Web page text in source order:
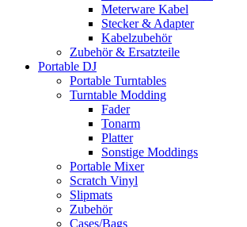
Meterware Kabel
Stecker & Adapter
Kabelzubehör
Zubehör & Ersatzteile
Portable DJ
Portable Turntables
Turntable Modding
Fader
Tonarm
Platter
Sonstige Moddings
Portable Mixer
Scratch Vinyl
Slipmats
Zubehör
Cases/Bags